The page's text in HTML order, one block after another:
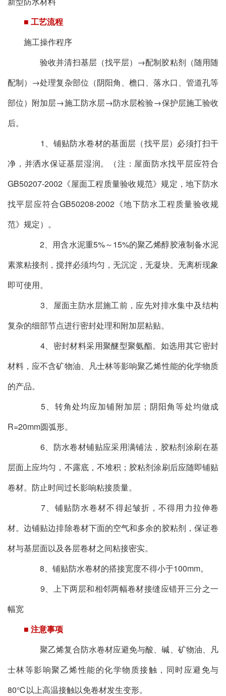
■ 工艺流程
施工操作程序
验收并清扫基层（找平层）→配制胶粘剂（随用随
配制）→处理复杂部位（阴阳角、檐口、落水口、管道孔等
部位）附加层→施工防水层→防水层检验→保护层施工验收
后。
1、铺贴防水卷材的基面层（找平层）必须打扫干
净，并洒水保证基层湿润。（注：屋面防水找平层应符合
GB50207-2002《屋面工程质量验收规范》规定，地下防水
找平层应符合GB50208-2002《地下防水工程质量验收规
范》规定）。
2、用含水泥重5%～15%的聚乙烯醇胶液制备水泥
素浆粘接剂，搅拌必须均匀，无沉淀，无凝块。无离析现象
即可使用。
3、屋面主防水层施工前，应先对排水集中及结构
复杂的细部节点进行密封处理和附加层粘贴。
4、密封材料采用聚醚型聚氨酯。如选用其它密封
材料，应不含矿物油、凡士林等影响聚乙烯性能的化学物质
的产品。
5、转角处均应加铺附加层；阴阳角等处均做成
R=20mm圆弧形。
6、防水卷材铺贴应采用满铺法，胶粘剂涂刷在基
层面上应均匀，不露底，不堆积；胶粘剂涂刷后应随即铺贴
卷材。防止时间过长影响粘接质量。
7、铺贴防水卷材不得起皱折，不得用力拉伸卷
材。边铺贴边排除卷材下面的空气和多余的胶粘剂，保证卷
材与基层面以及各层卷材之间粘接密实。
8、铺贴防水卷材的搭接宽度不得小于100mm。
9、上下两层和相邻两幅卷材接缝应错开三分之一
幅宽
■ 注意事项
聚乙烯复合防水卷材应避免与酸、碱、矿物油、凡
士林等影响聚乙烯性能的化学物质接触，同时应避免与
80℃以上高温接触以免卷材发生变形。